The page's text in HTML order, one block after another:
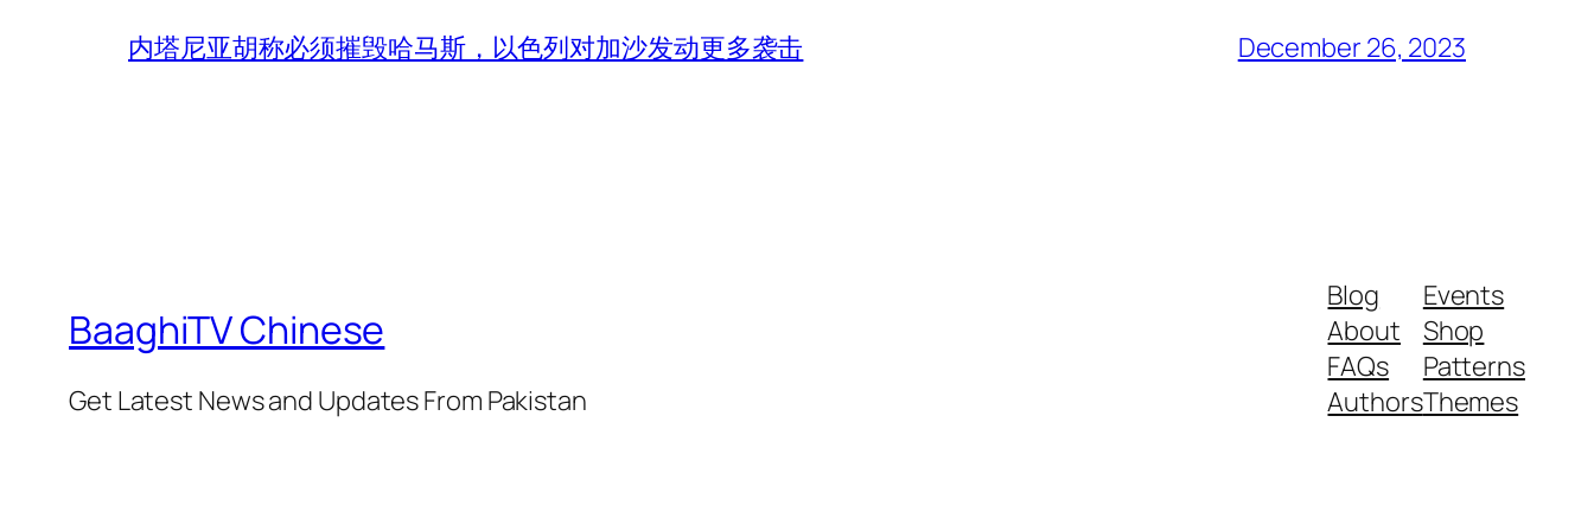
内塔尼亚胡称必须摧毁哈马斯，以色列对加沙发动更多袭击 December 26, 2023
BaaghiTV Chinese
Get Latest News and Updates From Pakistan
Blog
About
FAQs
Authors
Events
Shop
Patterns
Themes